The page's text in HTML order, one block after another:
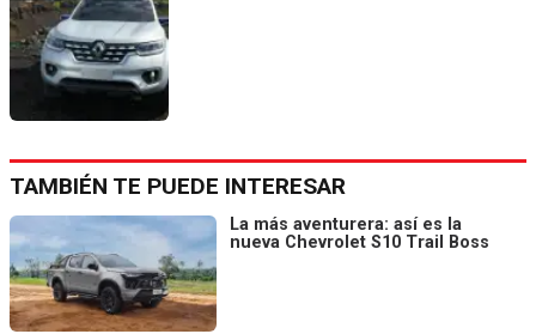
TAMBIÉN TE PUEDE INTERESAR
La más aventurera: así es la
nueva Chevrolet S10 Trail Boss